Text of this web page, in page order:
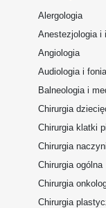
Alergologia
Anestezjologia i
Angiologia
Audiologia i
Balneologia i
Chirurgia
Chirurgia klatki
Chirurgia
Chirurgia ogólna
Chirurgia
Chirurgia